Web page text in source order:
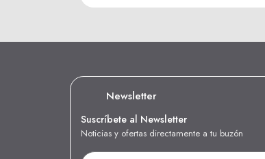
Newsletter
Suscríbete al Newsletter
Noticias y ofertas directamente a tu buzón